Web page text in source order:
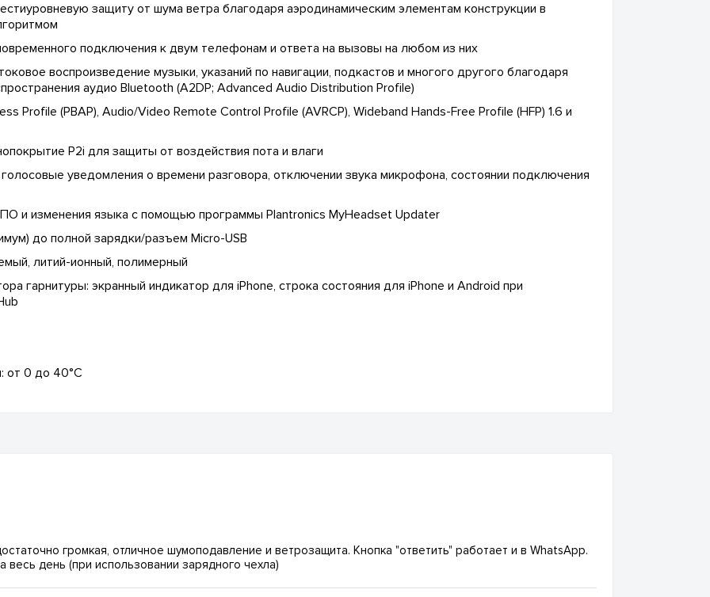
защиту от шума ветра благодаря аэродинамическим элементам конструкции в
подключения к двум телефонам и ответа на вызовы на любом из них
воспроизведение музыки, указаний по навигации, подкастов и многого другого благодаря
аудио Bluetooth (A2DP; Advanced Audio Distribution Profile)
Profile (PBAP), Audio/Video Remote Control Profile (AVRCP), Wideband Hands-Free Profile (HFP) 1.6 и
P2i для защиты от воздействия пота и влаги
уведомления о времени разговора, отключении звука микрофона, состоянии подключения
и изменения языка с помощью программы Plantronics MyHeadset Updater
до полной зарядки/разъем Micro-USB
литий-ионный, полимерный
гарнитуры: экранный индикатор для iPhone, строка состояния для iPhone и Android при
от 0 до 40°C
громкая, отличное шумоподавление и ветрозащита. Кнопка "ответить" работает и в WhatsApp.
день (при использовании зарядного чехла)